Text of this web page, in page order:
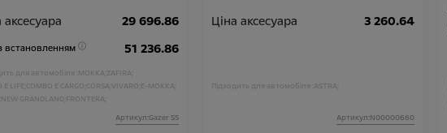
аксесуара 29 696.86
встановленням 51 236.86
для автомобіля : MOKKA; ZAFIRA;
E LIFE; COMBO E CARGO; CORSA; VIVARO; E-MOKKA;
NEW GRANDLAND; FRONTERA;
Артикул:Gazer S5
Ціна аксесуара 3 260.64
Підходить для автомобіля : ASTRA;
Артикул:N00000660